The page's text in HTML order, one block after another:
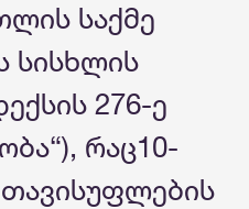
საქმე
სისხლის
276-ე
რაც10-